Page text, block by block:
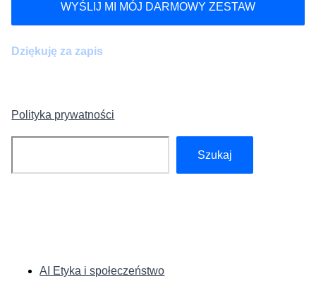
WYŚLIJ MI MÓJ DARMOWY ZESTAW
Dziękuję za zapis
Polityka prywatności
Szukaj
AI Etyka i społeczeństwo